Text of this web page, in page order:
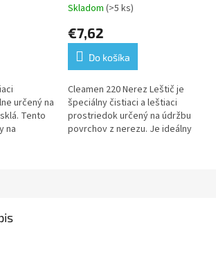
určený na
Tento
na
Priemerné
produktu
5,0
5
hviezdičiek.
Skladom (>5 ks)
€7,62
Do košíka
Cleamen 220 Nerez Leštič je
špeciálny čistiaci a leštiaci
prostriedok určený na údržbu
povrchov z nerezu. Je ideálny